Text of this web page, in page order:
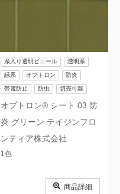
オプトロン® シート 03 防
炎 グリーン テイジンフロ
ンティア株式会社
糸入り透明ビニール 透明系
緑系 オプトロン 防炎
帯電防止 防虫 切売可能
1色
商品詳細